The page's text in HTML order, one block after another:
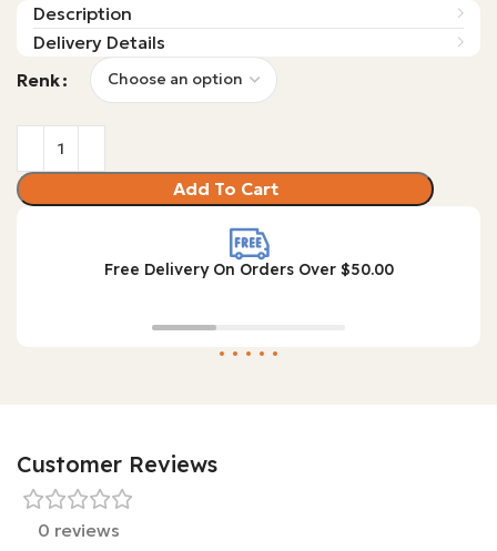
Description
Delivery Details
Renk
Add To Cart
Free Delivery On Orders Over $50.00
Customer Reviews
0 reviews